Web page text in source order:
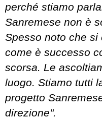
perché stiamo
Sanremese non è
Spesso noto che
come è successo
scorsa. Le
luogo. Stiamo tutti
progetto
direzione".